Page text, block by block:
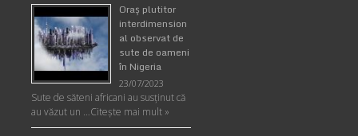
Oraş plutitor
interdimension
al observat de
sute de oameni
în Nigeria
23/07/2023
Sute de săteni africani au susținut că
au văzut un …Citește mai mult »